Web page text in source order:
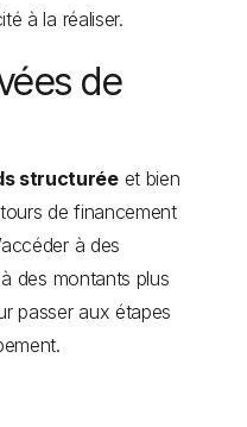
à la réaliser.
de
structuréeet bien
de financement
à des
des montants plus
passer aux étapes